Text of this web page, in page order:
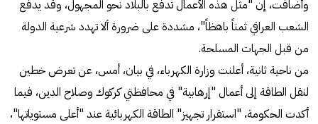
وأضافت، إن "مثل هذه الأعمال تدفع بالبلاد نحو المجهول، وقد يدفع
الشعب العراقي ثمناً باهظاً"، مشددة على ضرورة ألا تهدد شرعية الدولة
من قبل الجهات المسلحة.
من ناحية ثانية، أعلنت وزارة الكهرباء، في بيان، أمس، عن تعرض خطين
لنقل الطاقة إلى أعمال "إرهابية" في محافظتي كركوك وصلاح الدين، فيما
أكدت الحكومة، "استقرار تجهيز" الطاقة الكهربائية عند "أعلى مستوياتها"،